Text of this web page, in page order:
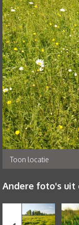
Toon locatie
Andere foto's uit